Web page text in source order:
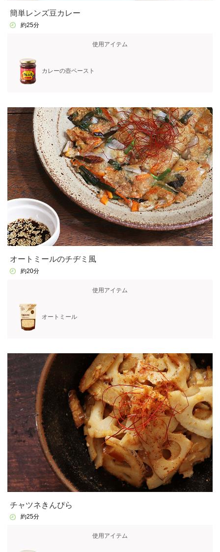
簡単レンズ豆カレー
約25分
使用アイテム
カレーの壺ペースト
オートミールのチヂミ風
約20分
使用アイテム
オートミール
チャツネきんぴら
約25分
使用アイテム